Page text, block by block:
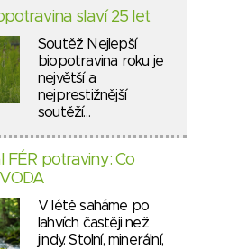
slaví 25 let
Soutěž Nejlepší
biopotravina roku je
největší a
nejprestižnější
soutěží…
FÉR potraviny: Co
V létě saháme po
lahvích častěji než
jindy. Stolní, minerální,